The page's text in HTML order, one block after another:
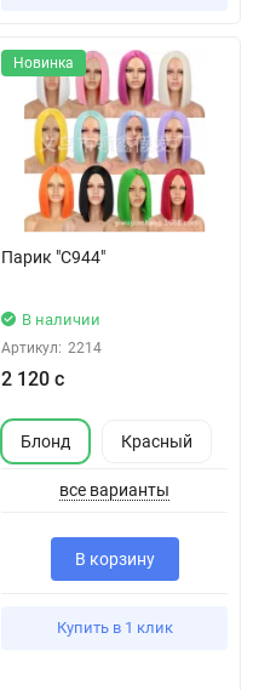
Новинка
Парик "С944"
В наличии
Артикул: 2214
2 120 с
Блонд Красный
все варианты
В корзину
Купить в 1 клик